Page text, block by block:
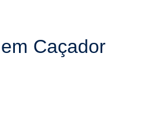
Caçador